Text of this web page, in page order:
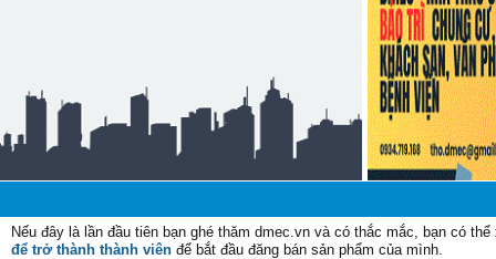
Nếu đây là lần đầu tiên bạn ghé thăm dmec.vn và có thắc mắc, bạn có
để trở thành thành viên để bắt đầu đăng bán sản phẩm của mình.